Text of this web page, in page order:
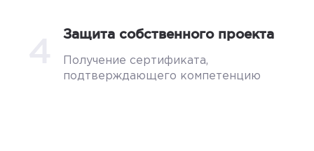
Защита собственного проекта
Получение сертификата,
подтверждающего компетенцию